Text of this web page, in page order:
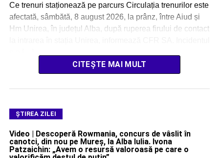
Ce trenuri staționează pe parcurs Circulația trenurilor este
afectată, sâmbătă, 8 august 2026, la prânz, între Aiud și
Hm Unirea, în județul Alba, după ruperea firului de contact
CITEȘTE MAI MULT
ŞTIREA ZILEI
Video | Descoperă Rowmania, concurs de vâslit în
canotci, din nou pe Mureș, la Alba Iulia. Ivona
Patzaichin: „Avem o resursă valoroasă pe care o